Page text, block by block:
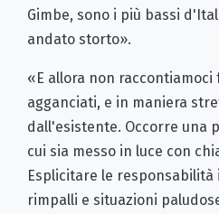
Gimbe, sono i più bassi
andato storto».
«E allora non raccontiamoci
agganciati, e in maniera
dall'esistente. Occorre una
cui sia messo in luce con
Esplicitare le
rimpalli e situazioni